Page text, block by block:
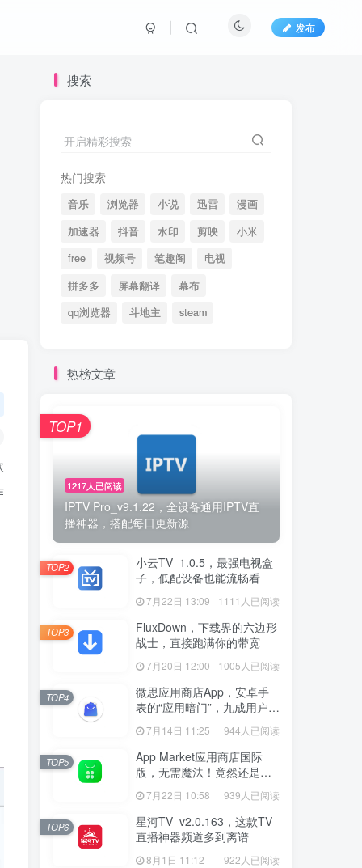
发布
搜索
开启精彩搜索
热门搜索
音乐 浏览器 小说 迅雷
漫画
加速器
抖音 水印 剪映
小米
free
视频号 笔趣阁
电视
拼多多
屏幕翻译
幕布
qq浏览器
斗地主 steam
热榜文章
1217人已阅读
IPTV Pro_v9.1.22，全设备通用IPTV直
播神器，搭配每日更新源
TOP1
小云TV_1.0.5，最强电视盒
子，低配设备也能流畅看
7月22日 13:09 1111人已阅读
TOP2
FluxDown，下载界的六边形
战士，直接跑满你的带宽
7月20日 12:00 1005人已阅读
TOP3
微思应用商店App，安卓手
表的“应用暗门”，九成用户还
没发现
7月14日 11:25 944人已阅读
TOP4
App Market应用商店国际
版，无需魔法！竟然还是大
厂出品？
7月22日 10:58 939人已阅读
TOP5
星河TV_v2.0.163，这款TV
直播神器频道多到离谱
8月1日 11:12 922人已阅读
TOP6